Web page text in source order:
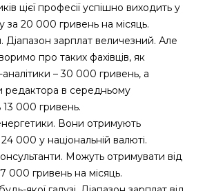
цієї професії успішно виходить у
за 20 000 гривень на місяць.
Діапазон зарплат величезний. Але
про таких фахівців, як
– 30 000 гривень, а
редактора в середньому
000 гривень.
Вони отримують
000 у національній валюті.
Можуть отримувати від
000 гривень на місяць.